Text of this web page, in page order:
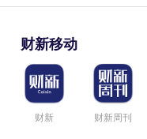
财新移动
财新 财新周刊